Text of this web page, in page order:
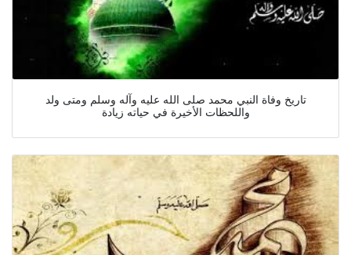
تاريخ وفاة النبي محمد صلى الله عليه وآله وسلم ومتى ولد
واللحظات الأخيرة في حياته زيادة